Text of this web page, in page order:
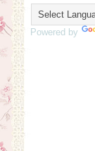
Powered by